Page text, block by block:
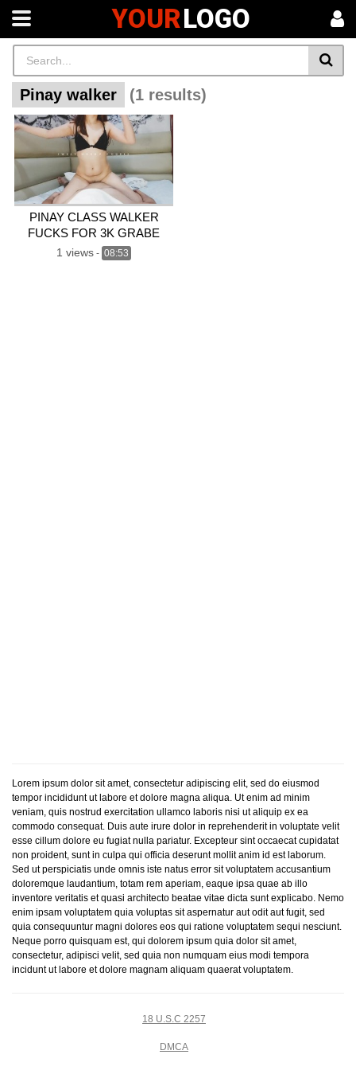
YOURLOGO
Pinay walker (1 results)
PINAY CLASS WALKER
FUCKS FOR 3K GRABE
SUBRANG SULIT ANG
SARAP AT ANG KINIS
1 views - 08:53
Lorem ipsum dolor sit amet, consectetur adipiscing elit, sed do eiusmod
tempor incididunt ut labore et dolore magna aliqua. Ut enim ad minim
veniam, quis nostrud exercitation ullamco laboris nisi ut aliquip ex ea
commodo consequat. Duis aute irure dolor in reprehenderit in voluptate velit
esse cillum dolore eu fugiat nulla pariatur. Excepteur sint occaecat cupidatat
non proident, sunt in culpa qui officia deserunt mollit anim id est laborum.
Sed ut perspiciatis unde omnis iste natus error sit voluptatem accusantium
doloremque laudantium, totam rem aperiam, eaque ipsa quae ab illo
inventore veritatis et quasi architecto beatae vitae dicta sunt explicabo. Nemo
enim ipsam voluptatem quia voluptas sit aspernatur aut odit aut fugit, sed
quia consequuntur magni dolores eos qui ratione voluptatem sequi nesciunt.
Neque porro quisquam est, qui dolorem ipsum quia dolor sit amet,
consectetur, adipisci velit, sed quia non numquam eius modi tempora
incidunt ut labore et dolore magnam aliquam quaerat voluptatem.
18 U.S.C 2257
DMCA